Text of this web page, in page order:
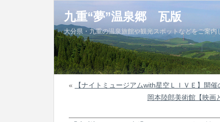
九重“夢”温泉郷 瓦版
大分県・九重の温泉旅館や観光スポットなどをご案内
«
【ナイトミュージアムwith星空ＬＩＶＥ】開催
岡本陸郎美術館【映画